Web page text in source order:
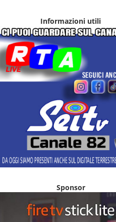
Informazioni utili
Sponsor